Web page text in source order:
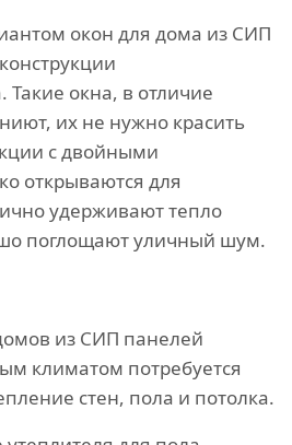
окон для дома из СИП
Такие окна, в отличие
их не нужно красить
с двойными
открываются для
удерживают тепло
поглощают уличный шум.
из СИП панелей
климатом потребуется
стен, пола и потолка.